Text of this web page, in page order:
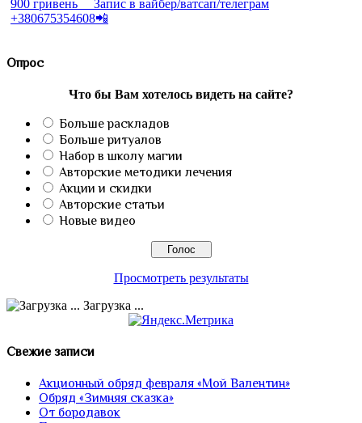
Опрос
Что бы Вам хотелось видеть на сайте?
Больше раскладов
Больше ритуалов
Набор в школу магии
Авторские методики лечения
Акции и скидки
Авторские статьи
Новые видео
Просмотреть результаты
Загрузка ...
Свежие записи
Акционный обряд февраля «Мой Валентин»
Обряд «Зимняя сказка»
От бородавок